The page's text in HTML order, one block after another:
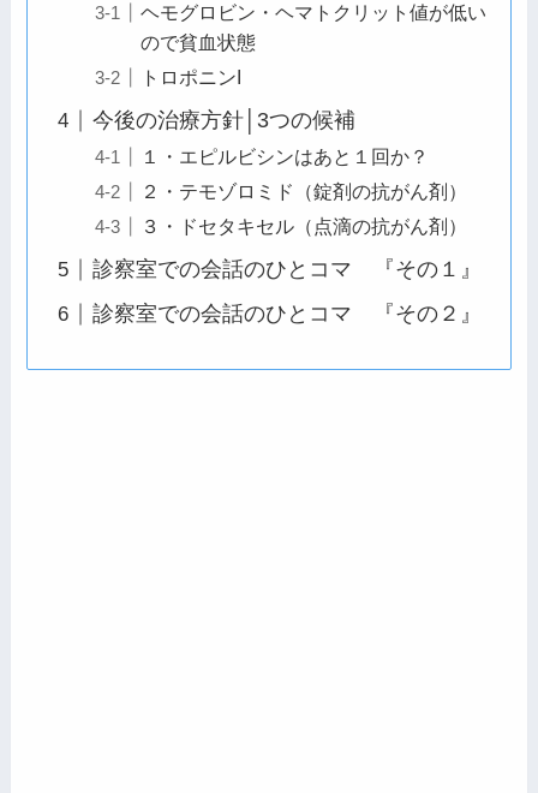
ヘモグロビン・ヘマトクリット値が低い
ので貧血状態
トロポニンI
今後の治療方針│3つの候補
１・エピルビシンはあと１回か？
２・テモゾロミド（錠剤の抗がん剤）
３・ドセタキセル（点滴の抗がん剤）
診察室での会話のひとコマ 『その１』
診察室での会話のひとコマ 『その２』